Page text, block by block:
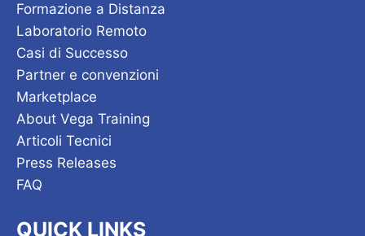
Formazione a Distanza
Laboratorio Remoto
Casi di Successo
Partner e convenzioni
Marketplace
About Vega Training
Articoli Tecnici
Press Releases
FAQ
QUICK LINKS